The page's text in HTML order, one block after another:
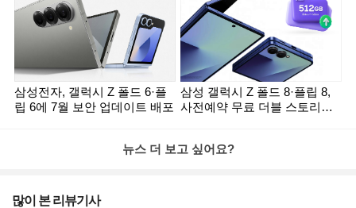
삼성전자, 갤럭시 Z 폴드 6·플
립 6에 7월 보안 업데이트 배포
삼성 갤럭시 Z 폴드 8·플립 8,
사전예약 무료 더블 스토리지
뉴스 더 보고 싶어요?
많이 본 리뷰기사